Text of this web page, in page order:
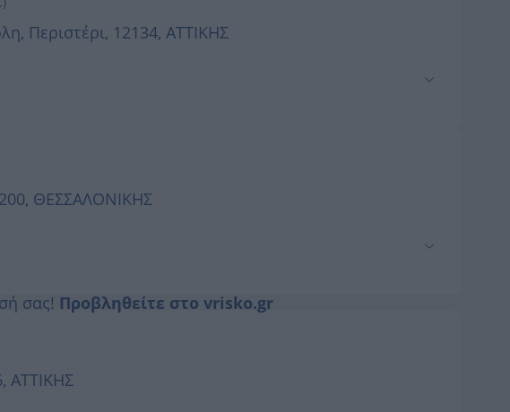
Περιστέρι, 12134, ΑΤΤΙΚΗΣ
ΘΕΣΣΑΛΟΝΙΚΗΣ
σας! Προβληθείτε στο vrisko.gr
ΑΤΤΙΚΗΣ